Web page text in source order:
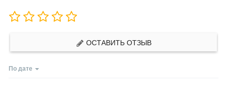
ОСТАВИТЬ ОТЗЫВ
По дате